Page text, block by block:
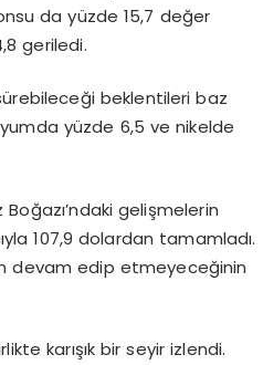
da yüzde 15,7 değer
geriledi.
beklentileri baz
yüzde 6,5 ve nikelde
gelişmelerin
107,9 dolardan tamamladı.
devam edip etmeyeceğinin
karışık bir seyir izlendi.